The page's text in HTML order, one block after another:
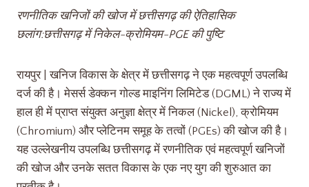
रणनीतिक खनिजों की खोज में छत्तीसगढ़ की ऐतिहासिक
छलांग:छत्तीसगढ़ में निकेल-क्रोमियम-PGE की पुष्टि
रायपुर | खनिज विकास के क्षेत्र में छत्तीसगढ़ ने एक महत्वपूर्ण उपलब्धि
दर्ज की है। मेसर्स डेक्कन गोल्ड माइनिंग लिमिटेड (DGML) ने राज्य में
हाल ही में प्राप्त संयुक्त अनुज्ञा क्षेत्र में निकल (Nickel), क्रोमियम
(Chromium) और प्लेटिनम समूह के तत्वों (PGEs) की खोज की है।
यह उल्लेखनीय उपलब्धि छत्तीसगढ़ में रणनीतिक एवं महत्वपूर्ण खनिजों
की खोज और उनके सतत विकास के एक नए युग की शुरुआत का